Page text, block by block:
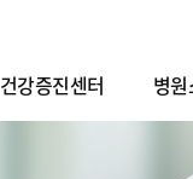
건강증진센터 병원